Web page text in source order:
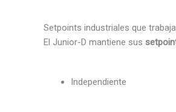
Setpoints industriales que
El Junior-D mantiene sus
Independiente